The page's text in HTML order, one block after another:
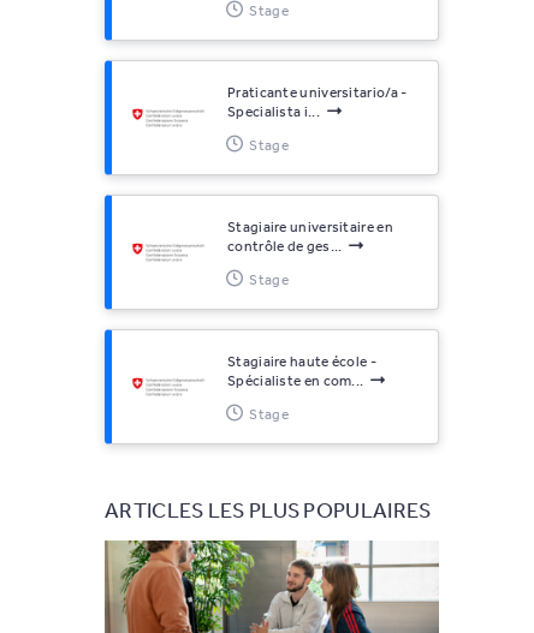
Stage
Praticante universitario/a -
Specialista i...
Stage
Stagiaire universitaire en
contrôle de ges...
Stage
Stagiaire haute école -
Spécialiste en com...
Stage
ARTICLES LES PLUS POPULAIRES